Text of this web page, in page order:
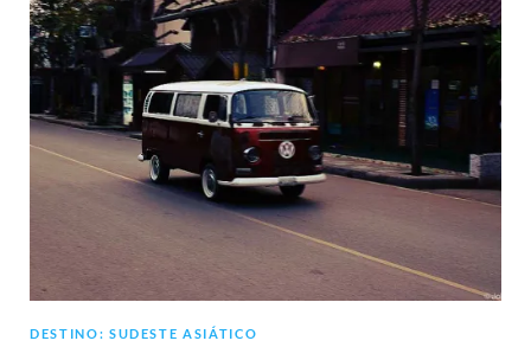
DESTINO: SUDESTE ASIÁTICO